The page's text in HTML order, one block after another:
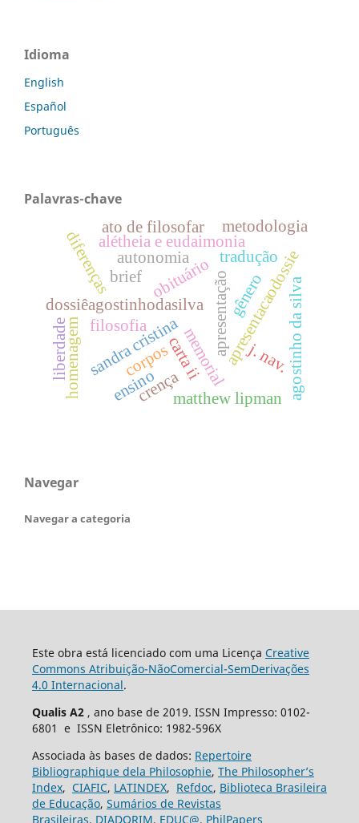
Idioma
English
Español
Português
Palavras-chave
apresentação
dossiêagostinhodasilva apresentacaodossie
tradução
brief
j. nav.agostinho da silva
carta ii
sandra cristina
obituário
homenagem memorial
diferenças
corpos
alétheia e eudaimonia
filosofia
matthew lipman
ato de filosofar
crença
metodologia
gênero
autonomia
liberdade
ensino
Navegar
Navegar a categoria
Este obra está licenciado com uma Licença Creative
Commons Atribuição-NãoComercial-SemDerivações
4.0 Internacional.
Qualis A2 , ano base de 2019. ISSN Impresso: 0102-
6801 e ISSN Eletrônico: 1982-596X
Associada às bases de dados: Repertoire
Bibliographique dela Philosophie, The Philosopher’s
Index, CIAFIC, LATINDEX, Refdoc, Biblioteca Brasileira
de Educação, Sumários de Revistas
Brasileiras, DIADORIM, EDUC@, PhilPapers